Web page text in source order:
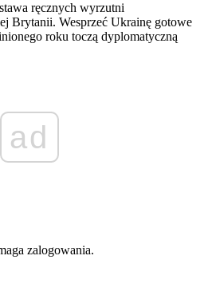
ręcznych wyrzutni
Brytanii. Wesprzeć Ukrainę gotowe
roku toczą dyplomatyczną
ad
zalogowania.